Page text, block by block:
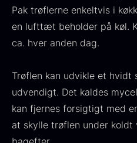
Fra439,00 kr.
På lager
Ikura Pure - Imperial
Pak trøflerne enkeltvis i
en lufttæt beholder på køl.
ca. hver anden dag.
Trøflen kan udvikle et hvidt
udvendigt. Det kaldes
kan fjernes forsigtigt med
at skylle trøflen under